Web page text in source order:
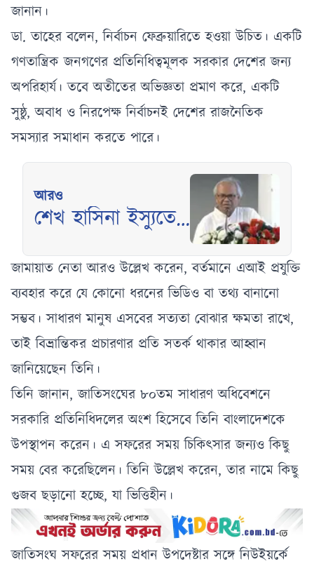
জানান।
ডা. তাহের বলেন, নির্বাচন ফেব্রুয়ারিতে হওয়া উচিত। একটি
গণতান্ত্রিক জনগণের প্রতিনিধিত্বমূলক সরকার দেশের জন্য
অপরিহার্য। তবে অতীতের অভিজ্ঞতা প্রমাণ করে, একটি
সুষ্ঠু, অবাধ ও নিরপেক্ষ নির্বাচনই দেশের রাজনৈতিক
সমস্যার সমাধান করতে পারে।
আরও
শেখ হাসিনা ইস্যুতে
দ্বিমুখী বললেন
রিজভী
জামায়াত নেতা আরও উল্লেখ করেন, বর্তমানে এআই প্রযুক্তি
ব্যবহার করে যে কোনো ধরনের ভিডিও বা তথ্য বানানো
সম্ভব। সাধারণ মানুষ এসবের সত্যতা বোঝার ক্ষমতা রাখে,
তাই বিভ্রান্তিকর প্রচারণার প্রতি সতর্ক থাকার আহ্বান
জানিয়েছেন তিনি।
তিনি জানান, জাতিসংঘের ৮০তম সাধারণ অধিবেশনে
সরকারি প্রতিনিধিদলের অংশ হিসেবে তিনি বাংলাদেশকে
উপস্থাপন করেন। এ সফরের সময় চিকিৎসার জন্যও কিছু
সময় বের করেছিলেন। তিনি উল্লেখ করেন, তার নামে কিছু
গুজব ছড়ানো হচ্ছে, যা ভিত্তিহীন।
জাতিসংঘ সফরের সময় প্রধান উপদেষ্টার সঙ্গে নিউইয়র্কে